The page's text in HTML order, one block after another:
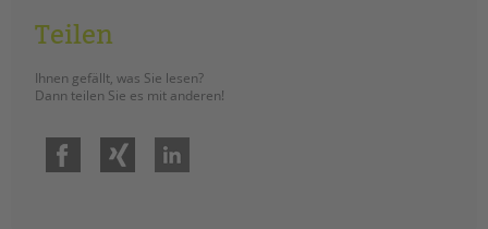
Teilen
Ihnen gefällt, was Sie lesen?
Dann teilen Sie es mit anderen!
Facebook